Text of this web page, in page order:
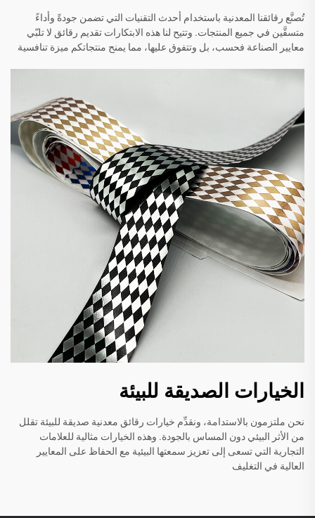
تُصنَّع رقائقنا المعدنية باستخدام أحدث التقنيات التي تضمن جودةً وأداءً
متسقَّين في جميع المنتجات. وتتيح لنا هذه الابتكارات تقديم رقائق لا تلبّي
معايير الصناعة فحسب، بل وتتفوق عليها، مما يمنح منتجاتكم ميزة تنافسية
الخيارات الصديقة للبيئة
نحن ملتزمون بالاستدامة، ونقدِّم خيارات رقائق معدنية صديقة للبيئة تقلل
من الأثر البيئي دون المساس بالجودة. وهذه الخيارات مثالية للعلامات
التجارية التي تسعى إلى تعزيز سمعتها البيئية مع الحفاظ على المعايير
العالية في التغليف